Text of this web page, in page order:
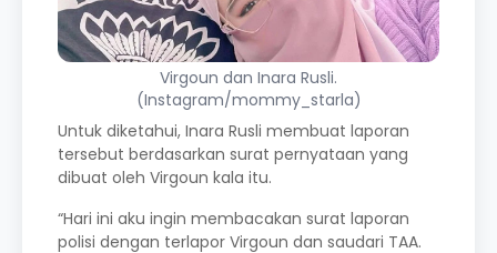
Virgoun dan Inara Rusli.
(Instagram/mommy_starla)
Untuk diketahui, Inara Rusli membuat laporan
tersebut berdasarkan surat pernyataan yang
dibuat oleh Virgoun kala itu.
“Hari ini aku ingin membacakan surat laporan
polisi dengan terlapor Virgoun dan saudari TAA.